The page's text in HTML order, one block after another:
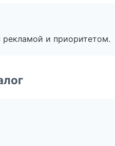
и приоритетом.